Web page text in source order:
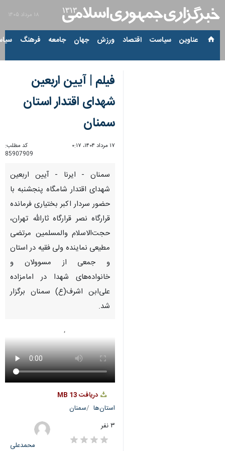
۱۸ مرداد ۱۴۰۵
عناوین‌ سیاست اقتصاد ورزش جهان جامعه فرهنگ
فیلم | آیین اربعین
شهدای اقتدار استان
سمنان
۱۷ مرداد ۱۴۰۴، ۰:۱۷
کد مطلب:
85907909
سمنان - ایرنا - آیین اربعین
شهدای اقتدار شامگاه پنجشنبه با
حضور سردار اکبر بختیاری فرمانده
قرارگاه نصر قرارگاه ثارالله تهران،
حجت‌الاسلام والمسلمین مرتضی
مطیعی نماینده ولی فقیه در استان
و جمعی از مسوولان و
خانواده‌های شهدا در امامزاده
علی‌ابن اشرف(ع) سمنان برگزار
شد.
دریافت13 MB
استان‌ها
سمنان
۳ نفر
محمدعلی